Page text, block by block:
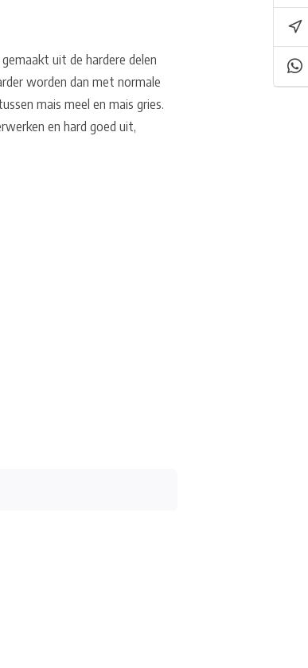
uit de hardere delen
worden dan met normale
mais meel en mais gries.
en hard goed uit,